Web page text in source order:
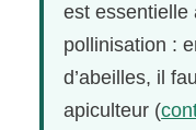
est essentielle
pollinisation :
d’abeilles, il
apiculteur (